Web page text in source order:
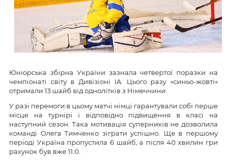
Юніорська збірна України зазнала четвертої поразки на
чемпіонаті світу в Дивізіоні IA. Цього разу «синьо-жовті»
отримали 13 шайб від однолітків з Німеччини.
У разі перемоги в цьому матчі німці гарантували собі перше
місце на турнірі і відповідно підвищення в класі на
наступний сезон. Така мотивація суперників не дозволила
команді Олега Тимченко зіграти успішно. Ще в першому
періоді Україна пропустила 6 шайб, а після 40 хвилин гри
рахунок був вже 11:0.